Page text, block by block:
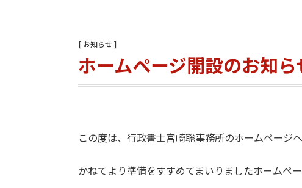
平日09:30-18:00 (土日祝は事前予約)
お知らせ
ホームページ開設のお知ら
この度は、行政書士宮崎聡事務所のホームページ
かねてより準備をすすめてまいりましたホームペ